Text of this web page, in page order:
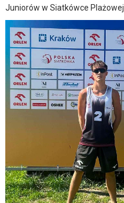
Juniorów w Siatkówce Plażowej